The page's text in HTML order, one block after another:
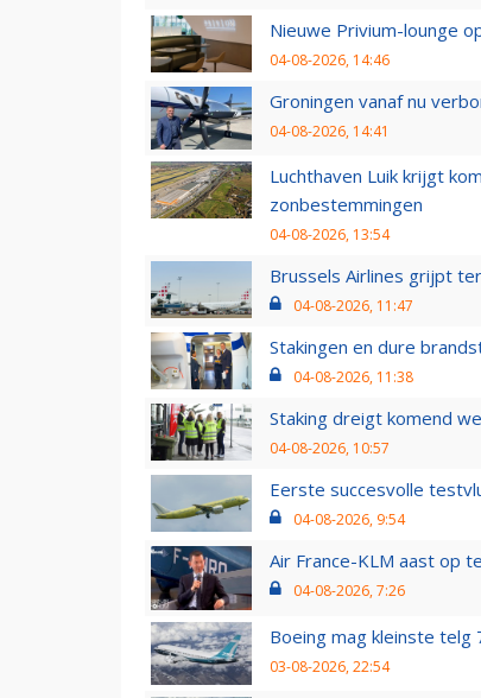
Nieuwe Privium-lounge
04-08-2026, 14:46
Groningen vanaf nu
04-08-2026, 14:41
Luchthaven Luik krijgt
zonbestemmingen
04-08-2026, 13:54
Brussels Airlines grijpt
04-08-2026, 11:47
Stakingen en dure
04-08-2026, 11:38
Staking dreigt komend
04-08-2026, 10:57
Eerste succesvolle
04-08-2026, 9:54
Air France-KLM aast op
04-08-2026, 7:26
Boeing mag kleinste telg
03-08-2026, 22:54